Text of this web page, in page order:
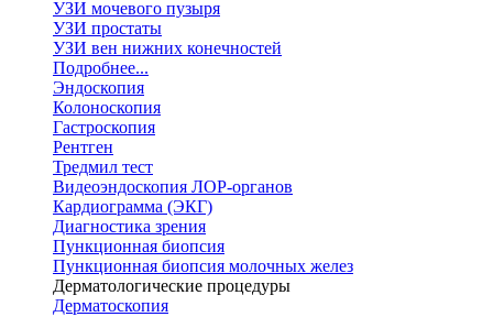
УЗИ мочевого пузыря
УЗИ простаты
УЗИ вен нижних конечностей
Подробнее...
Эндоскопия
Колоноскопия
Гастроскопия
Рентген
Тредмил тест
Видеоэндоскопия ЛОР-органов
Кардиограмма (ЭКГ)
Диагностика зрения
Пункционная биопсия
Пункционная биопсия молочных желез
Дерматологические процедуры
Дерматоскопия